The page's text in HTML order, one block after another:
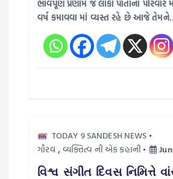
ભાવપૂર્ણ પ્રણામ જે લોકો પોતાના પરિવાર
વર્ષ કમાવવા માં વ્યસ્ત રહે છે આજે
TODAY 9 SANDESH NEWS
ગૌરવ ,વ્યક્તિત્વ ની એક કહાની
વિશ્વ સંગીત દિવસ નિમિત્તે